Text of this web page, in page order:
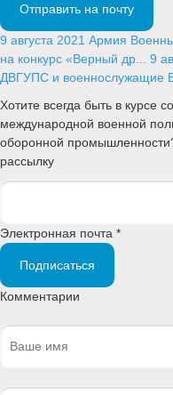
Отправить на почту
9 августа 2021 Армия
на конкурс «Верный др... 9
ДВГУПС и военнослужащие
Хотите всегда быть в курсе
международной военной
оборонной
рассылку
Электронная почта *
Подписаться
Комментарии